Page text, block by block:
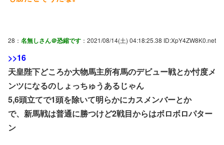
28： 名無しさん＠恐縮です ：2021/08/14(土) 04:18:25.38 ID:XpY4ZW8K0.net
>>16
天皇陛下どころか大物馬主所有馬のデビュー戦とか忖度メ
ンツになるのしょっちゅうあるじゃん
5,6頭立てで1頭を除いて明らかにカスメンバーとか
で、新馬戦は普通に勝つけど2戦目からはボロボロパター
ン